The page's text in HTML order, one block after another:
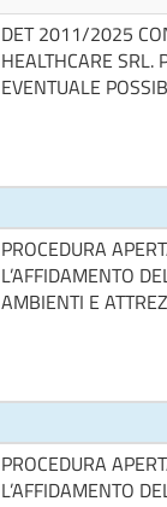
DET 2011/2025
HEALTHCARE
EVENTUALE
PROCEDURA
L’AFFIDAMENTO
AMBIENTI E
PROCEDURA
L’AFFIDAMENTO